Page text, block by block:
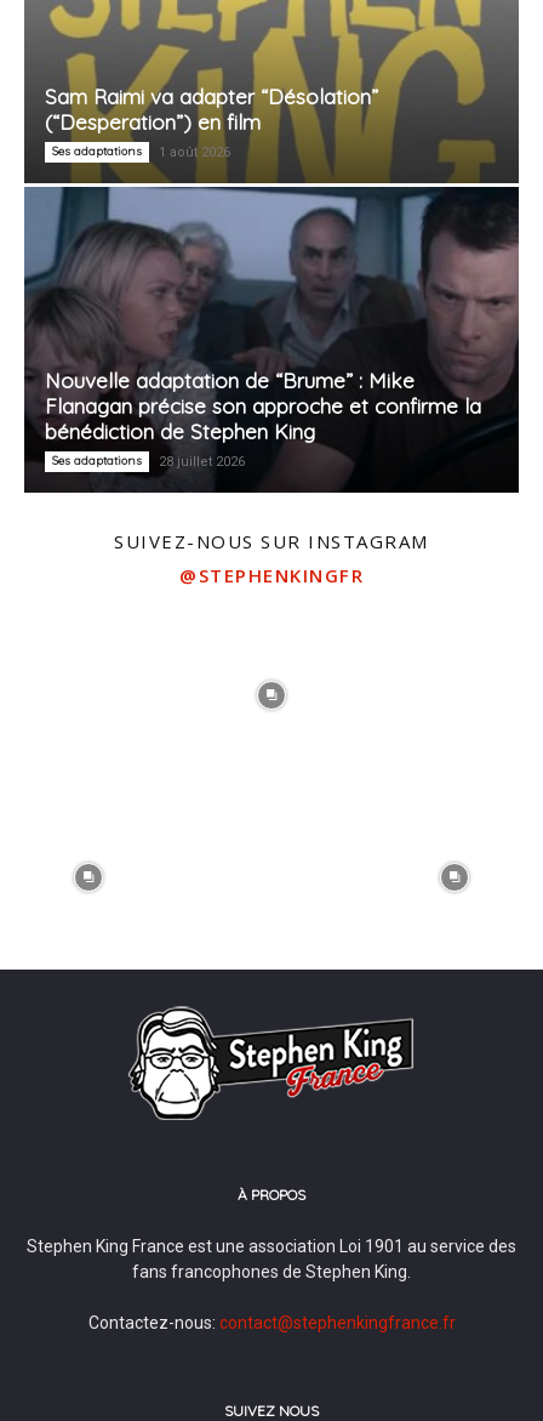
Sam Raimi va adapter “Désolation”
(“Desperation”) en film
Ses adaptations 1 août 2026
Nouvelle adaptation de “Brume” : Mike
Flanagan précise son approche et confirme la
bénédiction de Stephen King
Ses adaptations 28 juillet 2026
SUIVEZ-NOUS SUR INSTAGRAM
@STEPHENKINGFR
À PROPOS
Stephen King France est une association Loi 1901 au service des
fans francophones de Stephen King.
Contactez-nous: contact@stephenkingfrance.fr
SUIVEZ NOUS